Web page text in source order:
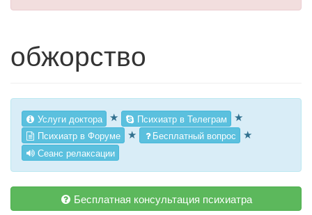
обжорство
Услуги доктора ★ Психиатр в Телеграм ★
Психиатр в Форуме ★ Бесплатный вопрос ★
Сеанс релаксации
Бесплатная консультация психиатра